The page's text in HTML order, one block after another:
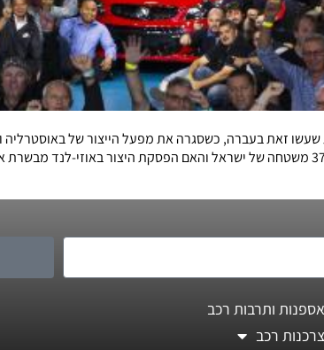
שעשו זאת בעברה, כשסגרה את מפעל הייצור של
אספנות ותרבות רכב
צרכנות רכב